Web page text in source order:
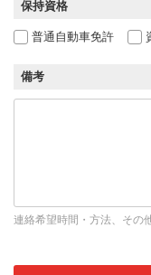
保持資格
普通自動車免許
備考
連絡希望時間・方法、その